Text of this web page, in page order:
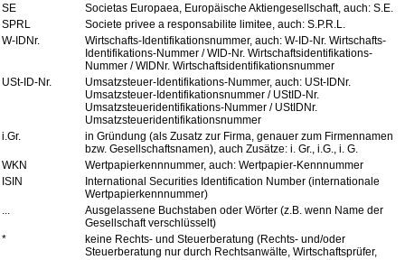
SE
Societas Europaea, Europäische Aktiengesellschaft, auch: S.E.
SPRL
Societe privee a responsabilite limitee, auch: S.P.R.L.
W-IDNr.
Wirtschafts-Identifikationsnummer, auch: W-ID-Nr. Wirtschafts-
Identifikations-Nummer / WID-Nr. Wirtschaftsidentifikations-
Nummer / WIDNr. Wirtschaftsidentifikationsnummer
USt-ID-Nr.
Umsatzsteuer-Identifikations-Nummer, auch: USt-IDNr.
Umsatzsteuer-Identifikationsnummer / UStID-Nr.
Umsatzsteueridentifikations-Nummer / UStIDNr.
Umsatzsteueridentifikationsnummer
i.Gr.
in Gründung (als Zusatz zur Firma, genauer zum Firmennamen
bzw. Gesellschaftsnamen), auch Zusätze: i. Gr., i.G., i. G.
WKN
Wertpapierkennnummer, auch: Wertpapier-Kennnummer
ISIN
International Securities Identification Number (internationale
Wertpapierkennnummer)
Ausgelassene Buchstaben oder Wörter (z.B. wenn Name der
Gesellschaft verschlüsselt)
*
keine Rechts- und Steuerberatung (Rechts- und/oder
Steuerberatung nur durch Rechtsanwälte, Wirtschaftsprüfer,